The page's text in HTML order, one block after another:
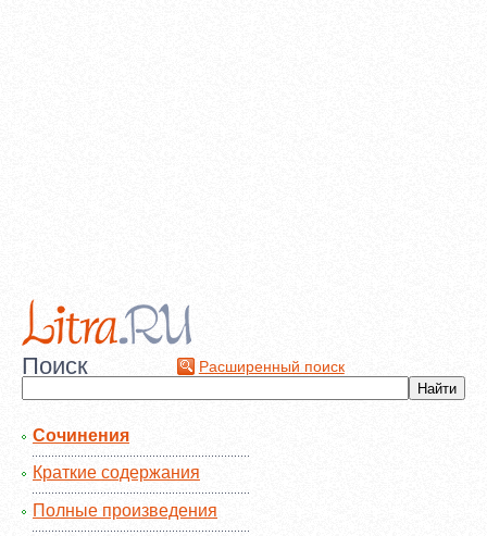
Поиск Расширенный поиск
Сочинения
Краткие содержания
Полные произведения